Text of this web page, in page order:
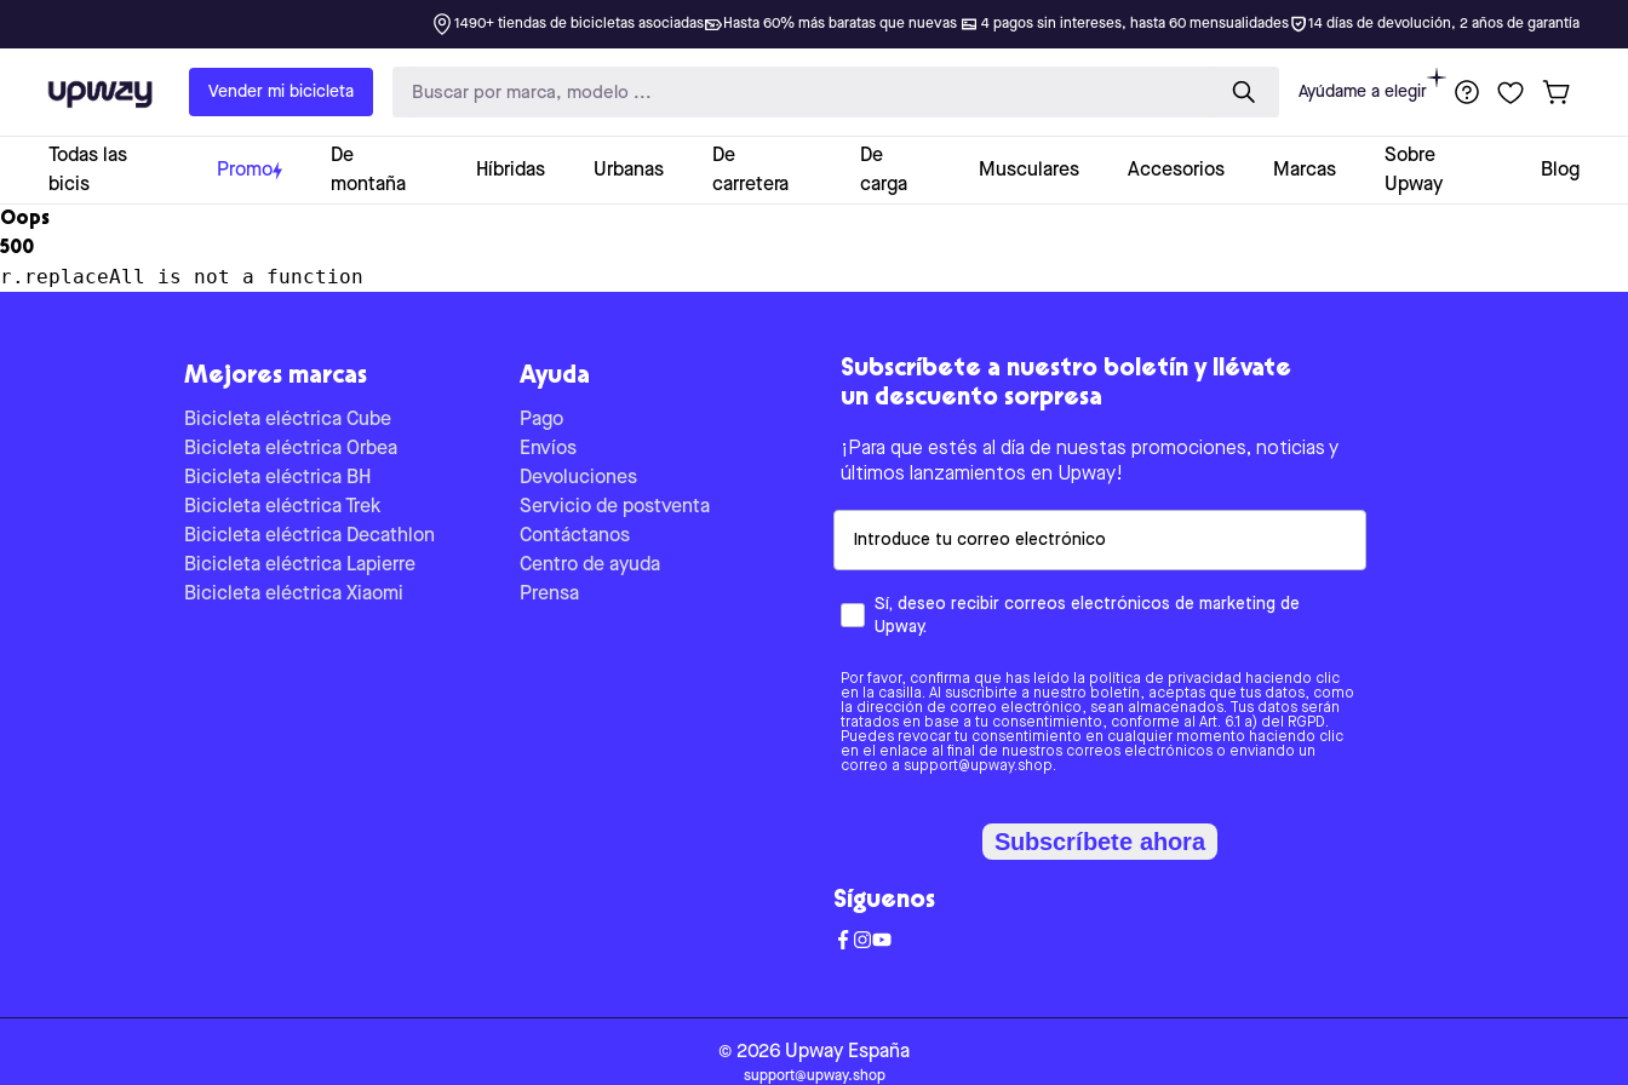
1490+ tiendas de bicicletas asociadas Hasta 60% más baratas que nuevas 4 pagos sin intereses, hasta 60 mensualidades 14 días de devolución, 2 años de garantía
Upway Vender mi bicicleta Ayúdame a elegir
Todas las
bicis
Promo
De
montaña
Híbridas Urbanas
De
carretera
De
carga
Musculares Accesorios Marcas
Sobre
Upway
Blog
Oops
500
r.replaceAll is not a function
Mejores marcas
Bicicleta eléctrica Cube
Bicicleta eléctrica Orbea
Bicicleta eléctrica BH
Bicicleta eléctrica Trek
Bicicleta eléctrica Decathlon
Bicicleta eléctrica Lapierre
Bicicleta eléctrica Xiaomi
Ayuda
Pago
Envíos
Devoluciones
Servicio de postventa
Contáctanos
Centro de ayuda
Prensa
Subscríbete a nuestro boletín y llévate
un descuento sorpresa
¡Para que estés al día de nuestas promociones, noticias y
últimos lanzamientos en Upway!
Sí, deseo recibir correos electrónicos de marketing de
Upway.
Por favor, confirma que has leído la política de privacidad haciendo clic
en la casilla. Al suscribirte a nuestro boletín, aceptas que tus datos, como
la dirección de correo electrónico, sean almacenados. Tus datos serán
tratados en base a tu consentimiento, conforme al Art. 6.1 a) del RGPD.
Puedes revocar tu consentimiento en cualquier momento haciendo clic
en el enlace al final de nuestros correos electrónicos o enviando un
correo a support@upway.shop.
Subscríbete ahora
Síguenos
© 2026 Upway España
support@upway.shop